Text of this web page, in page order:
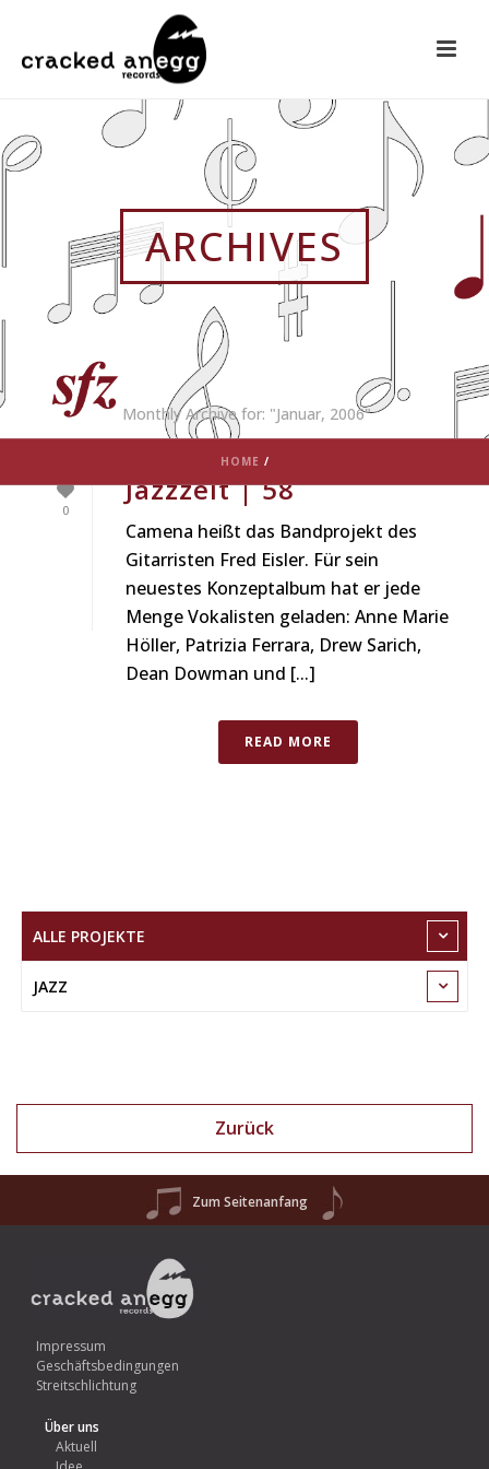
ARCHIVES
Monthly Archive for: "Januar, 2006"
HOME /
0
Jazzzeit | 58
Camena heißt das Bandprojekt des
Gitarristen Fred Eisler. Für sein
neuestes Konzeptalbum hat er jede
Menge Vokalisten geladen: Anne Marie
Höller, Patrizia Ferrara, Drew Sarich,
Dean Dowman und [...]
READ MORE
ALLE PROJEKTE
JAZZ
Zurück
Zum Seitenanfang
Impressum
Geschäftsbedingungen
Streitschlichtung
Über uns
Aktuell